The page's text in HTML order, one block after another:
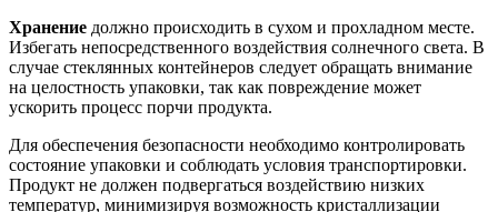
Хранение должно происходить в сухом и прохладном месте.
Избегать непосредственного воздействия солнечного света. В
случае стеклянных контейнеров следует обращать внимание
на целостность упаковки, так как повреждение может
ускорить процесс порчи продукта.
Для обеспечения безопасности необходимо контролировать
состояние упаковки и соблюдать условия транспортировки.
Продукт не должен подвергаться воздействию низких
температур, минимизируя возможность кристаллизации